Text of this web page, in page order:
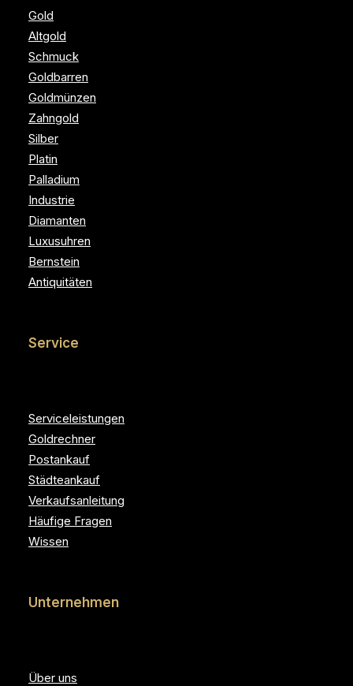
Gold
Altgold
Schmuck
Goldbarren
Goldmünzen
Zahngold
Silber
Platin
Palladium
Industrie
Diamanten
Luxusuhren
Bernstein
Antiquitäten
Service
Serviceleistungen
Goldrechner
Postankauf
Städteankauf
Verkaufsanleitung
Häufige Fragen
Wissen
Unternehmen
Über uns